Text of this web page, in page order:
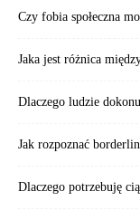
Czy fobia społeczna
Jaka jest różnica
Dlaczego ludzie
Jak rozpoznać
Dlaczego potrzebuję